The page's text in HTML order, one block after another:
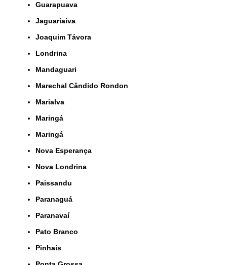
Guarapuava
Jaguariaíva
Joaquim Távora
Londrina
Mandaguari
Marechal Cândido Rondon
Marialva
Maringá
Maringá
Nova Esperança
Nova Londrina
Paissandu
Paranaguá
Paranavaí
Pato Branco
Pinhais